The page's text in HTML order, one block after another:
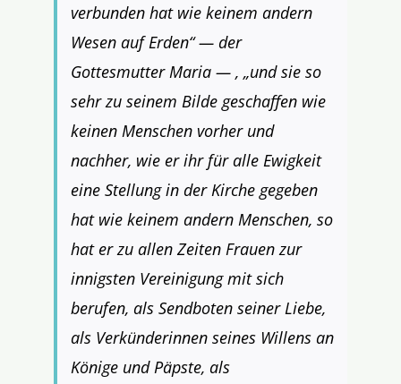
verbunden hat wie keinem andern
Wesen auf Erden“ — der
Gottesmutter Maria — , „und sie so
sehr zu seinem Bilde geschaffen wie
keinen Menschen vorher und
nachher, wie er ihr für alle Ewigkeit
eine Stellung in der Kirche gegeben
hat wie keinem andern Menschen, so
hat er zu allen Zeiten Frauen zur
innigsten Vereinigung mit sich
berufen, als Sendboten seiner Liebe,
als Verkünderinnen seines Willens an
Könige und Päpste, als